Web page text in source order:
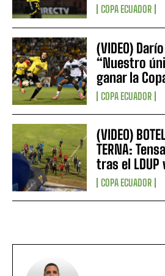
COPA ECUADOR
(VIDEO)
“Nuestro
ganar la
COPA ECUADOR
(VIDEO)
TERNA:
tras el LDUP
COPA ECUADOR